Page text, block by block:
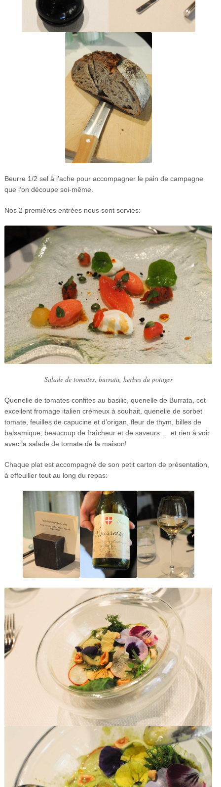
Beurre 1/2 sel à l’ache pour accompagner le pain de campagne
que l’on découpe soi-même.
Nos 2 premières entrées nous sont servies:
Salade de tomates, burrata, herbes du potager
Quenelle de tomates confites au basilic, quenelle de Burrata, cet
excellent fromage italien crémeux à souhait, quenelle de sorbet
tomate, feuilles de capucine et d’origan, fleur de thym, billes de
balsamique, beaucoup de fraîcheur et de saveurs… et rien à voir
avec la salade de tomate de la maison!
Chaque plat est accompagné de son petit carton de présentation,
à effeuiller tout au long du repas: